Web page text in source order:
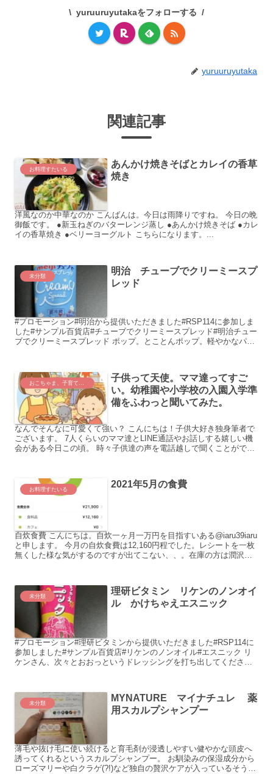
yuruuruyutakaをフォローする
yuruuruyutaka
関連記事
お料理すたいる
あんかけ焼きそばとカレイの香草
焼き
洋風なのか中華なのか こんばんは。今日は雨降りですね。 今日の晩
御飯です。 ●新玉ねぎのバターレンジ蒸し ●あんかけ焼きそば ●カレ
イの香草焼き ●ベリーヨーグルト こちらになります。...
未分類
明治 チューブでクリーミースプ
レッド
#プロモーション#明治から提供いただきました#RSP114に参加しま
した#サンプル百貨店#チューブでクリーミースプレッド#明治チュー
ブでクリーミースプレッド ポップ。とことんポップ。軽やかなパッ
子供って天使。ママ達ってすご
い。幼稚園や小学校の入園入学準
備をふわっと聞いてみた。
なんでそんなに可愛くて強い？ こんにちは！子供大好き独身筆者で
ございます。 7人くらいのママ達とLINE通話やお話しする嬉しい機
会がある今日この頃。 時々子供達の声を電話越しで聞くことができ
お料理すたいる 2021年5月の食費
自炊食費 こんにちは。自炊一ヶ月一万円を目指すいある@iaru39iaru
と申します。 今月の自炊食費は12,160円程でした。レシートを一枚
無くした様な気がするのですが出てこない、、。在庫の方は潤沢す
未分類
理研ビタミン リケンのノンオイ
ル かけちゃえエスニック
#プロモーション#理研ビタミンから提供いただきました#RSP114に
参加しました#サンプル百貨店#リケンのノンオイル#エスニック リ
ケンさん、次々とおおっというドレッシングを打ち出してください
未分類
MYNATURE マイナチュレ 薬
用スカルプシャンプー
薄毛や抜け毛に使い続けると育毛剤が浸透しやすい健やかな頭皮へ
誘ってくれるというスカルプシャンプー。 お馴染みの保湿成分から
ローズマリーや白クラゲ(?!)など独自の贅沢ケアが入っているそう。